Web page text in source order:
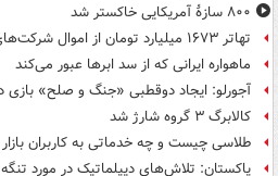
۸۰۰ سازۀ آمریکایی خاکستر شد
تهاتر ۱۶۷۳ میلیارد تومان از اموال شرکت‌های تراستی
ماهواره ایرانی که از سد ابرها عبور می‌کند
آجورلو: ایجاد دوقطبی «جنگ و صلح‌»
کالابرگ ۳ گروه شارژ شد
طلاسی چیست و چه خدماتی به کاربران بازار
پاکستان: تلاش‌های دیپلماتیک در مورد تنگه